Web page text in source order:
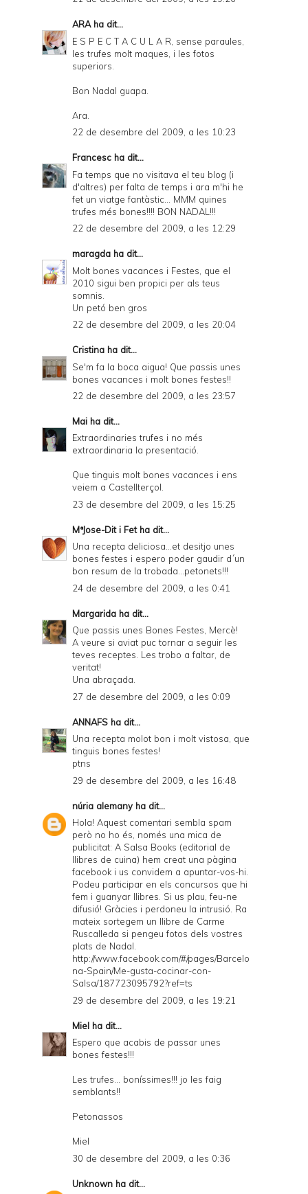
ARAha dit...
E S P E C T A C U L A R, sense paraules,
les trufes molt maques, i les fotos
superiors.
Bon Nadal guapa.
Ara.
22 de desembre del 2009, a les 10:23
Francesc ha dit...
Fa temps que no visitava el teu blog (i
d'altres) per falta de temps i ara m'hi he
fet un viatge fantàstic... MMM quines
trufes més bones!!!! BON NADAL!!!
22 de desembre del 2009, a les 12:29
maragda ha dit...
Molt bones vacances i Festes, que el
2010 sigui ben propici per als teus
somnis.
Un petó ben gros
22 de desembre del 2009, a les 20:04
Cristina ha dit...
Se'm fa la boca aigua! Que passis unes
bones vacances i molt bones festes!!
22 de desembre del 2009, a les 23:57
Mai ha dit...
Extraordinaries trufes i no més
extraordinaria la presentació.
Que tinguis molt bones vacances i ens
veiem a Castellterçol.
23 de desembre del 2009, a les 15:25
MªJose-Dit i Fetha dit...
Una recepta deliciosa...et desitjo unes
bones festes i espero poder gaudir d´un
bon resum de la trobada...petonets!!!
24 de desembre del 2009, a les 0:41
Margarida ha dit...
Que passis unes Bones Festes, Mercè!
A veure si aviat puc tornar a seguir les
teves receptes. Les trobo a faltar, de
veritat!
Una abraçada.
27 de desembre del 2009, a les 0:09
ANNAFS ha dit...
Una recepta molot bon i molt vistosa, que
tinguis bones festes!
ptns
29 de desembre del 2009, a les 16:48
núria alemanyha dit...
Hola! Aquest comentari sembla spam
però no ho és, només una mica de
publicitat: A Salsa Books (editorial de
llibres de cuina) hem creat una pàgina
facebook i us convidem a apuntar-vos-hi.
Podeu participar en els concursos que hi
fem i guanyar llibres. Si us plau, feu-ne
difusió! Gràcies i perdoneu la intrusió. Ra
mateix sortegem un llibre de Carme
Ruscalleda si pengeu fotos dels vostres
plats de Nadal.
http://www.facebook.com/#/pages/Barcelo
na-Spain/Me-gusta-cocinar-con-
Salsa/187723095792?ref=ts
29 de desembre del 2009, a les 19:21
Miel ha dit...
Espero que acabis de passar unes
bones festes!!!
Les trufes... boníssimes!!! jo les faig
semblants!!
Petonassos
Miel
30 de desembre del 2009, a les 0:36
Unknown ha dit...